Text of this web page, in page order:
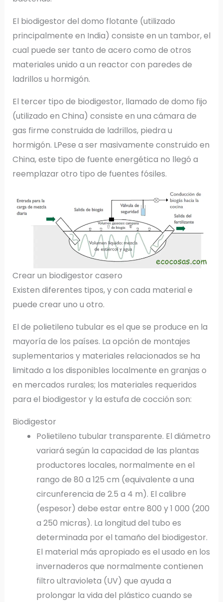
El biodigestor del domo flotante (utilizado
principalmente en India) consiste en un tambor, el
cual puede ser tanto de acero como de otros
materiales unido a un reactor con paredes de
ladrillos u hormigón.
El tercer tipo de biodigestor, llamado de domo fijo
(utilizado en China) consiste en una cámara de
gas firme construida de ladrillos, piedra u
hormigón. LPese a ser masivamente construido en
China, este tipo de fuente energética no llegó a
reemplazar otro tipo de fuentes fósiles.
Crear un biodigestor casero
Existen diferentes tipos, y con cada material e
puede crear uno u otro.
El de polietileno tubular es el que se produce en la
mayoría de los países. La opción de montajes
suplementarios y materiales relacionados se ha
limitado a los disponibles localmente en granjas o
en mercados rurales; los materiales requeridos
para el biodigestor y la estufa de cocción son:
Biodigestor
Polietileno tubular transparente. El diámetro
variará según la capacidad de las plantas
productores locales, normalmente en el
rango de 80 a 125 cm (equivalente a una
circunferencia de 2.5 a 4 m). El calibre
(espesor) debe estar entre 800 y 1 000 (200
a 250 micras). La longitud del tubo es
determinada por el tamaño del biodigestor.
El material más apropiado es el usado en los
invernaderos que normalmente contienen
filtro ultravioleta (UV) que ayuda a
prolongar la vida del plástico cuando se